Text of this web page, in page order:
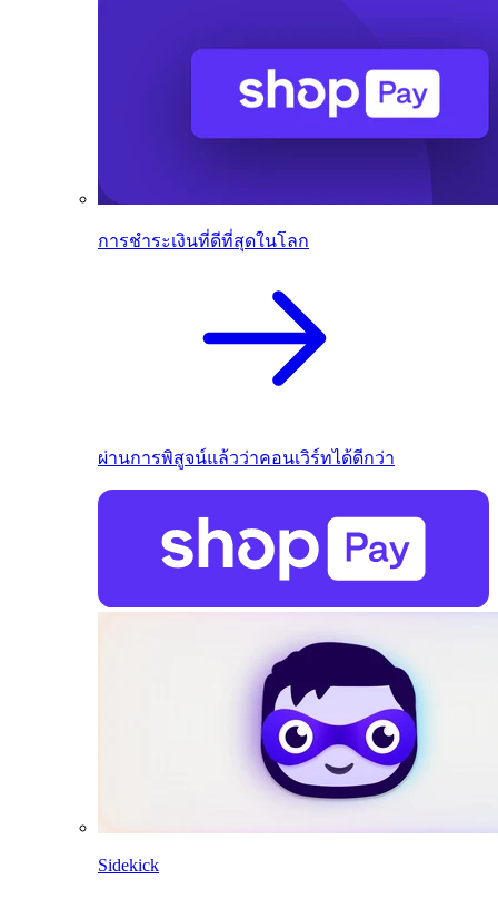
การชำระเงินที่ดีที่สุดในโลก
ผ่านการพิสูจน์แล้วว่าคอนเวิร์ทได้ดีกว่า
Sidekick